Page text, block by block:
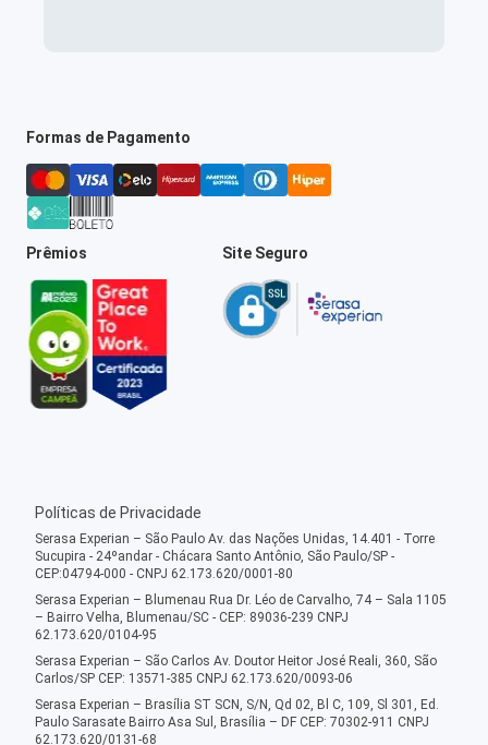
Formas de Pagamento
Prêmios Site Seguro
Políticas de Privacidade
Serasa Experian – São Paulo Av. das Nações Unidas, 14.401 - Torre
Sucupira - 24ºandar - Chácara Santo Antônio, São Paulo/SP -
CEP:04794-000 - CNPJ 62.173.620/0001-80
Serasa Experian – Blumenau Rua Dr. Léo de Carvalho, 74 – Sala 1105
– Bairro Velha, Blumenau/SC - CEP: 89036-239 CNPJ
62.173.620/0104-95
Serasa Experian – São Carlos Av. Doutor Heitor José Reali, 360, São
Carlos/SP CEP: 13571-385 CNPJ 62.173.620/0093-06
Serasa Experian – Brasília ST SCN, S/N, Qd 02, Bl C, 109, Sl 301, Ed.
Paulo Sarasate Bairro Asa Sul, Brasília – DF CEP: 70302-911 CNPJ
62.173.620/0131-68